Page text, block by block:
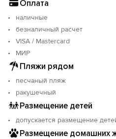
Оплата
наличные
безналичный расчет
VISA / Mastercard
МИР
Пляжи рядом
песчаный пляж
ракушечный
Размещение детей
допускается размещение
Размещение домашних